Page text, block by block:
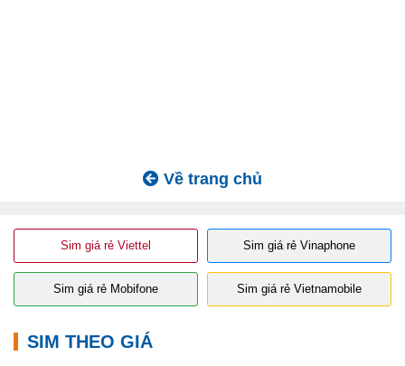
Về trang chủ
Sim giá rẻ Viettel Sim giá rẻ Vinaphone
Sim giá rẻ Mobifone Sim giá rẻ Vietnamobile
SIM THEO GIÁ